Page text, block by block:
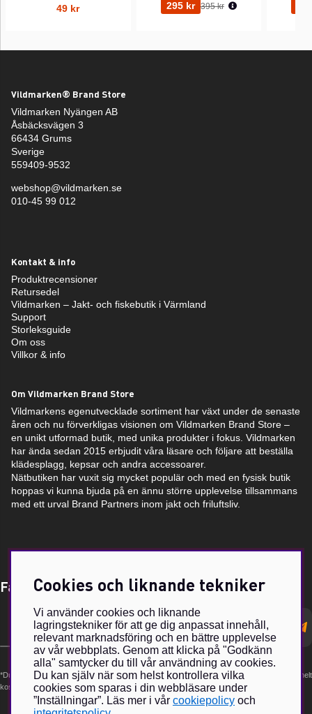
49 kr 295 kr Ordinarie pris:
395 kr
Vildmarken® Brand Store
Vildmarken Nyängen AB
Åsbäcksvägen 3
66434 Grums
Sverige
559409-9532
webshop@vildmarken.se
010-45 99 012
Kontakt & info
Produktrecensioner
Retursedel
Vildmarken – Jakt- och fiskebutik i Värmland
Support
Storleksguide
Om oss
Villkor & info
Om Vildmarken Brand Store
Vildmarkens egenutvecklade sortiment har växt under de senaste
åren och nu förverkligas visionen om Vildmarken Brand Store –
en unikt utformad butik, med unika produkter i fokus. Vildmarken
har ända sedan 2015 erbjudit våra läsare och följare att beställa
klädesplagg, kepsar och andra accessoarer.
Nätbutiken har vuxit sig mycket populär och med en fysisk butik
hoppas vi kunna bjuda på en ännu större upplevelse tillsammans
med ett urval Brand Partners inom jakt och friluftsliv.
Få Magasin Vildmarken direkt till din e-post!*
postadress
*Du kan även få erbjudanden och nyheter från samarbetspartners. Din prenumeration är helt
kostnadsfri och kan avslutas när som helst.
Cookies och liknande tekniker
Vi använder cookies och liknande
lagringstekniker för att ge dig anpassat innehåll,
relevant marknadsföring och en bättre upplevelse
av vår webbplats. Genom att klicka på "Godkänn
alla" samtycker du till vår användning av cookies.
Du kan själv när som helst kontrollera vilka
cookies som sparas i din webbläsare under
”Inställningar”. Läs mer i vår cookiepolicy och